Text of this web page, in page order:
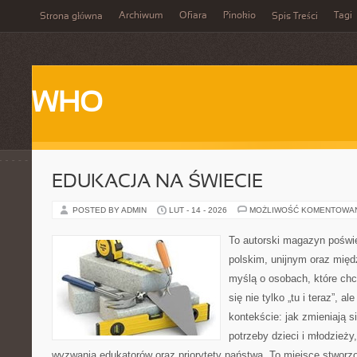
Strona główna Archiwum Ofiara Pinokio Spis Treści Tagi
WHO
EDUKACJA NA ŚWIECIE
POSTED BY ADMIN LUT - 14 - 2026 MOŻLIWOŚĆ
To autorski magazyn
polskim, unijnym oraz
myślą o osobach, które
się nie tylko „tu i teraz”,
kontekście: jak zmieniają
potrzeby dzieci i